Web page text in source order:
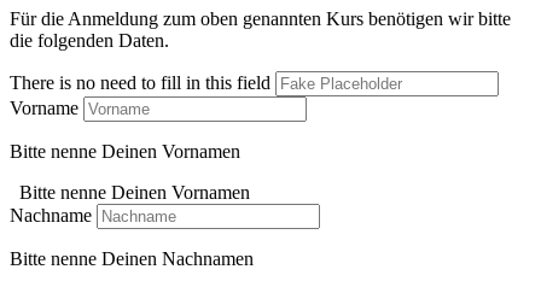
Für die Anmeldung zum oben genannten Kurs benötigen wir bitte
die folgenden Daten.
There is no need to fill in this field
Vorname
Bitte nenne Deinen Vornamen
Bitte nenne Deinen Vornamen
Nachname
Bitte nenne Deinen Nachnamen